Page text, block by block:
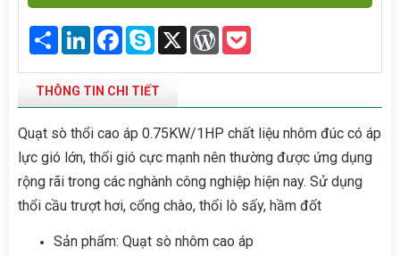
Share LinkedInFacebook
Skype X WordPress
THÔNG TIN CHI TIẾT
Quạt sò thổi cao áp 0.75KW/1HP chất liệu nhôm đúc có áp
lực gió lớn, thổi gió cực mạnh nên thường được ứng dụng
rộng rãi trong các nghành công nghiệp hiện nay. Sử dụng
thổi cầu trượt hơi, cổng chào, thổi lò sấy, hầm đốt
Sản phẩm: Quạt sò nhôm cao áp